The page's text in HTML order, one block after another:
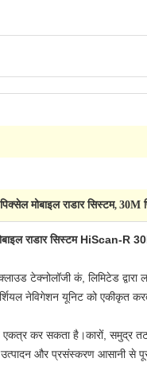
मोबाइल राडार सिस्टम, 30M
राडार सिस्टम HiScan-R
टेक्नोलॉजी कं, लिमिटेड
नेविगेशन यूनिट को एकीकृत
कर सकता है।कारों, समुद्र तट
और प्रसंस्करण आसानी से